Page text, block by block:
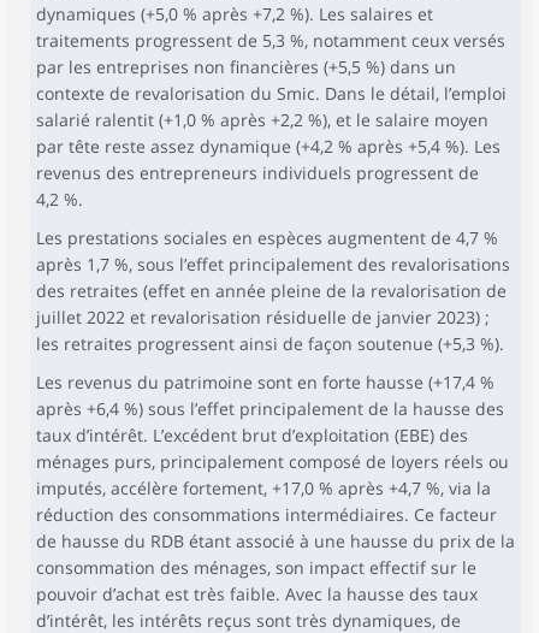
dynamiques (+5,0 % après +7,2 %). Les salaires et
traitements progressent de 5,3 %, notamment ceux versés
par les entreprises non financières (+5,5 %) dans un
contexte de revalorisation du Smic. Dans le détail, l’emploi
salarié ralentit (+1,0 % après +2,2 %), et le salaire moyen
par tête reste assez dynamique (+4,2 % après +5,4 %). Les
revenus des entrepreneurs individuels progressent de
4,2 %.
Les prestations sociales en espèces augmentent de 4,7 %
après 1,7 %, sous l’effet principalement des revalorisations
des retraites (effet en année pleine de la revalorisation de
juillet 2022 et revalorisation résiduelle de janvier 2023) ;
les retraites progressent ainsi de façon soutenue (+5,3 %).
Les revenus du patrimoine sont en forte hausse (+17,4 %
après +6,4 %) sous l’effet principalement de la hausse des
taux d’intérêt. L’excédent brut d’exploitation (EBE) des
ménages purs, principalement composé de loyers réels ou
imputés, accélère fortement, +17,0 % après +4,7 %, via la
réduction des consommations intermédiaires. Ce facteur
de hausse du RDB étant associé à une hausse du prix de la
consommation des ménages, son impact effectif sur le
pouvoir d’achat est très faible. Avec la hausse des taux
d’intérêt, les intérêts reçus sont très dynamiques, de